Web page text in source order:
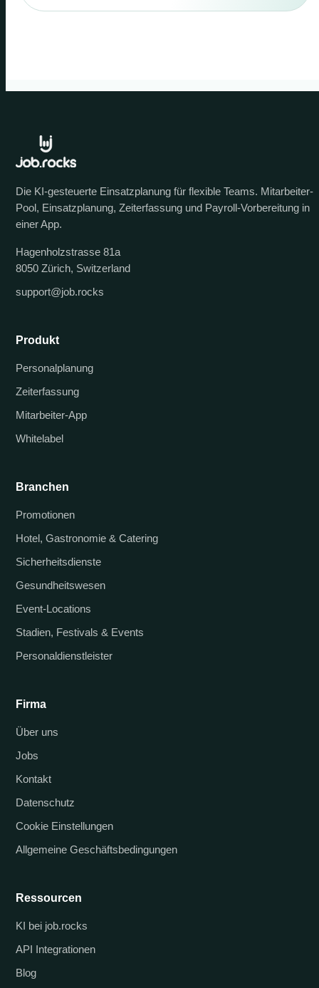
Die KI-gesteuerte Einsatzplanung für flexible Teams. Mitarbeiter-
Pool, Einsatzplanung, Zeiterfassung und Payroll-Vorbereitung in
einer App.
Hagenholzstrasse 81a
8050 Zürich, Switzerland
support@job.rocks
Produkt
Personalplanung
Zeiterfassung
Mitarbeiter-App
Whitelabel
Branchen
Promotionen
Hotel, Gastronomie & Catering
Sicherheitsdienste
Gesundheitswesen
Event-Locations
Stadien, Festivals & Events
Personaldienstleister
Firma
Über uns
Jobs
Kontakt
Datenschutz
Cookie Einstellungen
Allgemeine Geschäftsbedingungen
Ressourcen
KI bei job.rocks
API Integrationen
Blog